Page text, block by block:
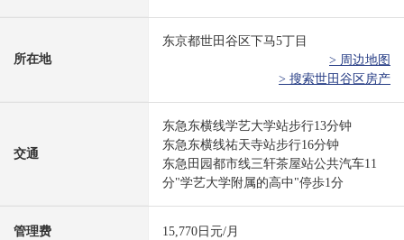
所在地
东京都世田谷区下马5丁目
> 周边地图
> 搜索世田谷区房产
交通
东急东横线学艺大学站步行13分钟
东急东横线祐天寺站步行16分钟
东急田园都市线三轩茶屋站公共汽车11
分"学艺大学附属的高中"停歩1分
管理费 15,770日元/月